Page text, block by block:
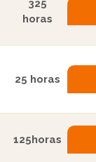
325
horas
25 horas
125horas